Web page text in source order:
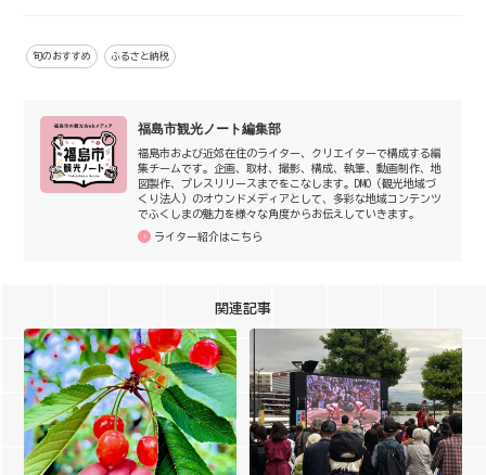
旬のおすすめ ふるさと納税
福島市観光ノート編集部
福島市および近郊在住のライター、クリエイターで構成する編
集チームです。企画、取材、撮影、構成、執筆、動画制作、地
図製作、プレスリリースまでをこなします。DMO（観光地域づ
くり法人）のオウンドメディアとして、多彩な地域コンテンツ
でふくしまの魅力を様々な角度からお伝えしていきます。
ライター紹介はこちら
関連記事